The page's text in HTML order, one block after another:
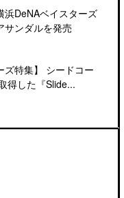
浜DeNAベイスターズ
サンダルを発売
ズ特集】 シードコー
得した『Slide...